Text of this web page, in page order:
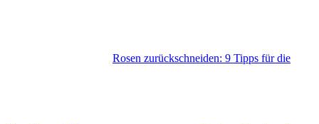
Rosen zurückschneiden: 9 Tipps für die